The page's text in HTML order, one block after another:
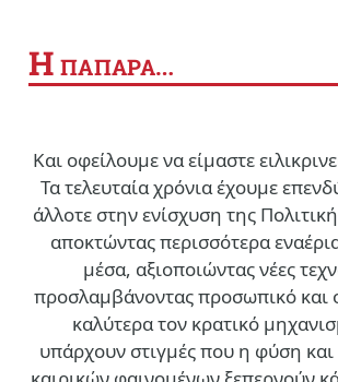
Η ΠΑΠΑΡΑ…
Και οφείλουμε να είμαστε
Τα τελευταία χρόνια έχουμε
άλλοτε στην ενίσχυση της
αποκτώντας περισσότερα
μέσα, αξιοποιώντας νέες
προσλαμβάνοντας προσωπικό και
καλύτερα τον κρατικό
υπάρχουν στιγμές που η φύση